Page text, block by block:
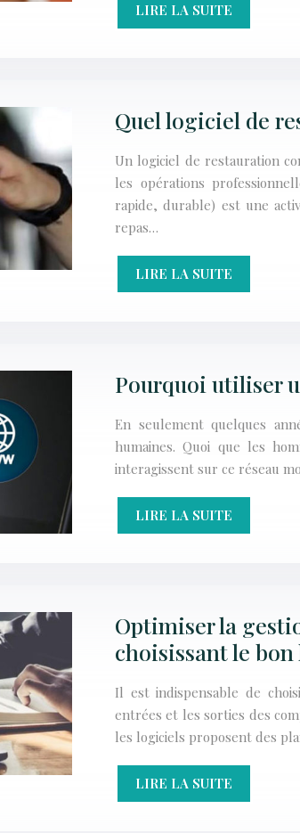
LIRE LA SUITE
Quel logiciel de
Un logiciel de restauration
les opérations
rapide, durable) est une
repas…
LIRE LA SUITE
Pourquoi utiliser
En seulement quelques
humaines. Quoi que les
interagissent sur ce réseau
LIRE LA SUITE
Optimiser la
choisissant le
Il est indispensable de
entrées et les sorties des
les logiciels proposent des
LIRE LA SUITE